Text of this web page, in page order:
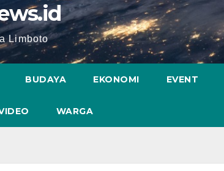
Limboto
BUDAYA EKONOMI EVENT
WARGA